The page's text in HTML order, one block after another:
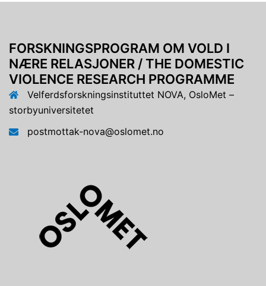
FORSKNINGSPROGRAM OM VOLD I
NÆRE RELASJONER / THE DOMESTIC
VIOLENCE RESEARCH PROGRAMME
Velferdsforskningsinstituttet NOVA, OsloMet –
storbyuniversitetet
postmottak-nova@oslomet.no